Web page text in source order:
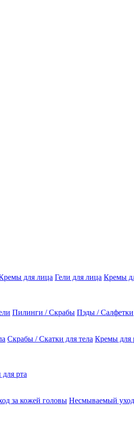
для лица Гели для лица Кремы
Пилинги / Скрабы Пэды / Салфетки
Скрабы / Скатки для тела Кремы для
рта
за кожей головы Несмываемый уход